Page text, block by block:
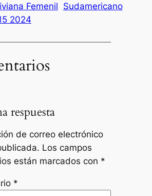
Femenil Sudamericano
2024
respuesta
de correo electrónico
Los campos
están marcados con *
*